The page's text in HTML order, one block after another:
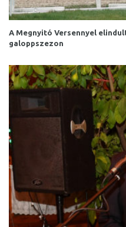
A Megnyitó Versennyel
galoppszezon